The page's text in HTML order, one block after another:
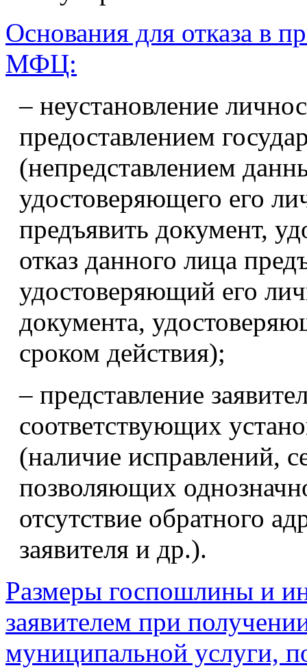
Основания для отказа в
МФЦ:
– неустановление
предоставлением
(непредставлением
удостоверяющего его
предъявить документ,
отказ данного лица
удостоверяющий его
документа,
сроком действия);
– представление
соответствующих
(наличие исправлений,
позволяющих
отсутствие обратного
заявителя и др.).
Размеры госпошлины и
заявителем при
муниципальной услуги,